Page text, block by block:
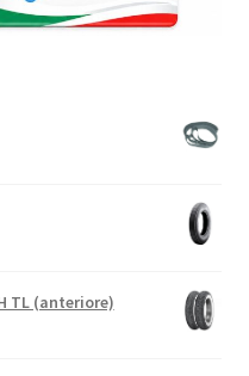
TL (anteriore)